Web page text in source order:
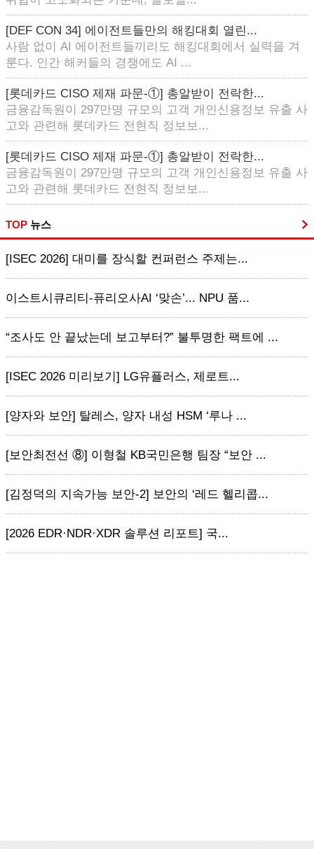
[DEF CON 34] 에이전트들만의 해킹대회 열린...
사람 없이 AI 에이전트들끼리도 해킹대회에서 실력을 겨
룬다. 인간 해커들의 경쟁에도 AI ...
[롯데카드 CISO 제재 파문-①] 총알받이 전락한...
금융감독원이 297만명 규모의 고객 개인신용정보 유출 사
고와 관련해 롯데카드 전현직 정보보...
[롯데카드 CISO 제재 파문-①] 총알받이 전락한...
금융감독원이 297만명 규모의 고객 개인신용정보 유출 사
고와 관련해 롯데카드 전현직 정보보...
TOP 뉴스
[ISEC 2026] 대미를 장식할 컨퍼런스 주제는...
이스트시큐리티-퓨리오사AI ‘맞손’... NPU 품...
“조사도 안 끝났는데 보고부터?” 불투명한 팩트에 ...
[ISEC 2026 미리보기] LG유플러스, 제로트...
[양자와 보안] 탈레스, 양자 내성 HSM ‘루나 ...
[보안최전선 ⑧] 이형철 KB국민은행 팀장 “보안 ...
[김정덕의 지속가능 보안-2] 보안의 ‘레드 헬리콥...
[2026 EDR·NDR·XDR 솔루션 리포트] 국...